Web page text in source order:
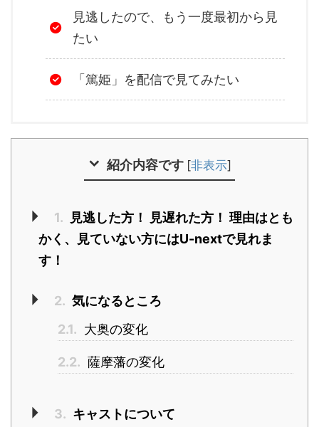
見逃したので、もう一度最初から見
たい
「篤姫」を配信で見てみたい
紹介内容です [非表示]
1.
見逃した方！ 見遅れた方！ 理由はとも
かく、見ていない方にはU-nextで見れま
す！
2. 気になるところ
2.1. 大奥の変化
2.2. 薩摩藩の変化
3. キャストについて